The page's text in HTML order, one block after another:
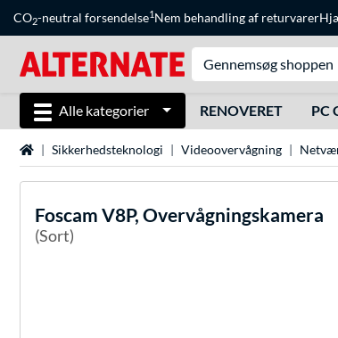
CO2-neutral forsendelse1Nem behandling af returvarer
Alle kategorier RENOVERET PC
StartsideSikkerhedsteknologi Videoovervågning
Foscam V8P, Overvågningskamera
(Sort)